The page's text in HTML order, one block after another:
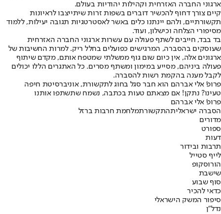
ארגוני החברה האזרחית וקהילות יהודיות בעולם.
קיים צורך דחוף להכשיר דוברים בשפות זרות שיתייצבו לראיונות
תקשורתיים, ולהם יינתנו כלים באשר לאסטרטגיות תגובה יעילות, ללמוד
מסיפורי הצלחה וכישלון, ועוד.
בד בבד, חייבים לשתף פעולה עם עשרות ארגוני החברה האזרחית
שעוסקים בהסברה, המרגישים כפועלים בחלל ריק. למרות החשיבות של
ארגונים אלה, אין כיום שום גוף ממשלתי שמטפח אותם, מקדם שיתוף
פעולה ביניהם, מסייע במימון ומשתף מסרים. כל האתגרים הללו יכולים
לקבל מענה בהקמת רשות להסברה.
פרופ' אלי אברהם הוא חבר סגל בחוג לתקשורת, אוניברסיטת חיפה
טעינו? נתקן! אם מצאתם טעות בכתבה, נשמח שתשתפו אותנו
פרופ' אלי אברהם
הסברה ישראליתהתקשורתמלחמת חרבות ברזל
מדורים
ספורט
דעות
תרבות ובידור
לייף סטייל
הורוסקופ
שישבת
סוף שבוע
כדאי להכיר
סיפור המשק הישראלי
נדל"ן